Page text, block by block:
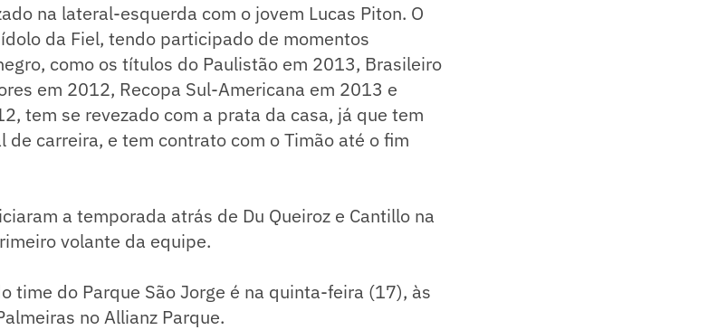
na lateral-esquerda com o jovem Lucas Piton. O
da Fiel, tendo participado de momentos
como os títulos do Paulistão em 2013, Brasileiro
em 2012, Recopa Sul-Americana em 2013 e
tem se revezado com a prata da casa, já que tem
de carreira, e tem contrato com o Timão até o fim
a temporada atrás de Du Queiroz e Cantillo na
volante da equipe.
time do Parque São Jorge é na quinta-feira (17), às
no Allianz Parque.